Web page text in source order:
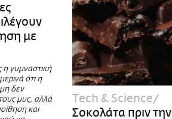
Επιλογές
με
η γυμναστική
ότι η
δεν
μυς, αλλά
και
Τech & Science
Σοκολάτα πριν την